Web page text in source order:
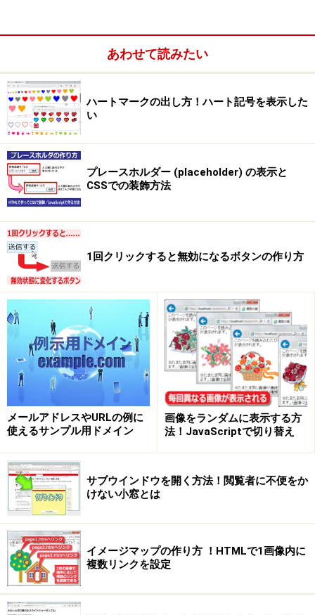
左と下が太い実線、上と右が細い点線。
左だけ太い実線、残りは細い実線。
上に細い実線、右に太い実線、左と下には線なし。
左右に太い実線、上下に破線。
このように、スタイルシートを用いると、線の指定は、
上下左右それぞれ別々に可能なのです。 従って、それら
の組み合わせで、様々な枠を作ることができます。
では、どう記述しているのでしょうか。
枠の詳細なスタイル指定方法
前回、枠線の太さを指定するには、 border-width プロパ
ティを使用するとご紹介致しました。 実は、この
border-width プロパティは、次の4つに分解することがで
きます。
左：
右：
上：
下：
あわせて読みたい
ハートマークの出し方！ハート記号を表示した
い
プレースホルダー (placeholder) の表示と
CSSでの装飾方法
1回クリックすると無効になるボタンの作り方
メールアドレスやURLの例に
使えるサンプル用ドメイン
画像をランダムに表示する方
法！JavaScriptで切り替え
サブウインドウを開く方法！閲覧者に不便をか
けない小窓とは
イメージマップの作り方 ！HTMLで1画像内に
複数リンクを設定